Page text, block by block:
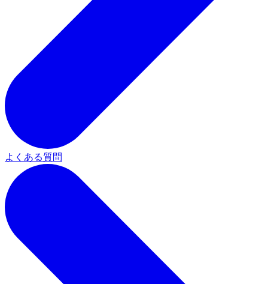
よくある質問